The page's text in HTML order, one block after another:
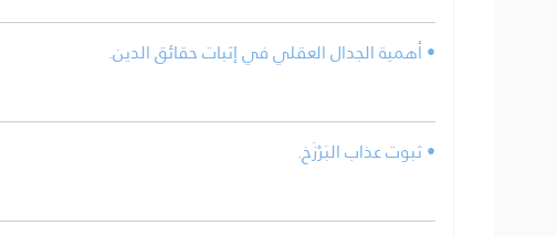
• أهمية الجدال العقلي في إثبات حقائق الدين.
• ثبوت عذاب البَرْزَخ.